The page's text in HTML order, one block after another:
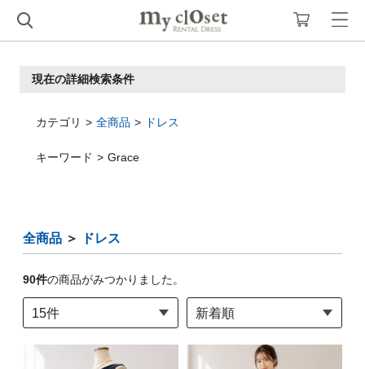
現在の詳細検索条件
カテゴリ 全商品 ドレス
キーワード Grace
全商品 ＞ ドレス
90件の商品がみつかりました。